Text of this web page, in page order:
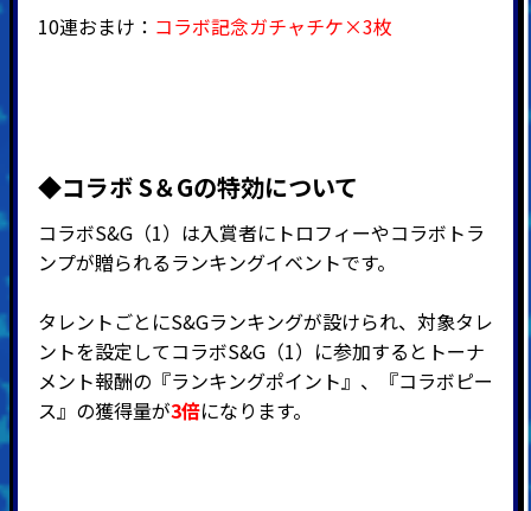
10連おまけ： コラボ記念ガチャチケ×3枚
◆コラボ S＆Gの特効について
コラボS&G（1）は入賞者にトロフィーやコラボトラ
ンプが贈られるランキングイベントです。
タレントごとにS&Gランキングが設けられ、対象タレ
ントを設定してコラボS&G（1）に参加するとトーナ
メント報酬の『ランキングポイント』、『コラボピー
ス』の獲得量が3倍になります。